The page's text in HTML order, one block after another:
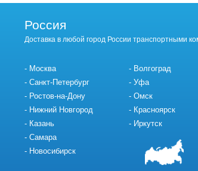
Россия
Доставка в любой город России транспортными
Москва
Санкт-Петербург
Ростов-на-Дону
Нижний Новгород
Казань
Самара
Новосибирск
Волгоград
Уфа
Омск
Красноярск
Иркутск